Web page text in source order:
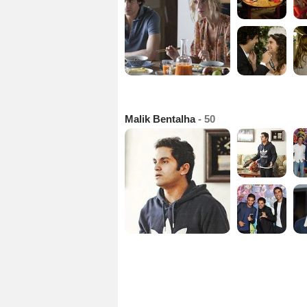
Malik Bentalha- 50